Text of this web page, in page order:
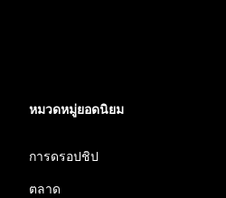
หมวดหมู่ยอดนิยม
การดรอปชิป
ตลาด